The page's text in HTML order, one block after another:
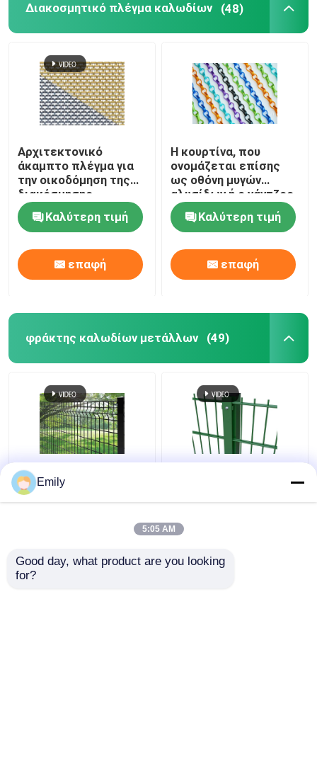
Διακοσμητικό πλέγμα καλωδίων (48)
Αρχιτεκτονικό
άκαμπτο πλέγμα για
την οικοδόμηση της
διακόσμησης
προσόψεων
Καλύτερη τιμή
επαφή
Η κουρτίνα, που
ονομάζεται επίσης
ως οθόνη μυγών
αλυσίδων ή ο γάντζος
συνδέσεων αλυσίδων
αλυσοδένει την
κουρτίνα, υλικό
αργιλίου
Καλύτερη τιμή
επαφή
φράκτης καλωδίων μετάλλων (49)
φράκτης καλωδίων
μετάλλων φρακτών
τρισδιάστατος 5mm
Διπλό Σύρμα Φράχτης
6/5/6mm σύρμα
Emily
5:05 AM
Good day, what product are you looking
for?